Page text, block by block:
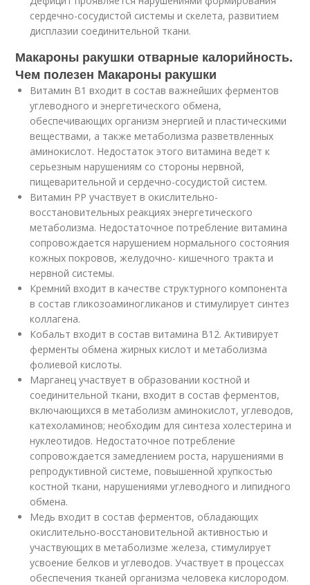
сердечно-сосудистой системы и скелета, развитием
дисплазии соединительной ткани.
Макароны ракушки отварные калорийность.
Чем полезен Макароны ракушки
Витамин В1 входит в состав важнейших ферментов
углеводного и энергетического обмена,
обеспечивающих организм энергией и пластическими
веществами, а также метаболизма разветвленных
аминокислот. Недостаток этого витамина ведет к
серьезным нарушениям со стороны нервной,
пищеварительной и сердечно-сосудистой систем.
Витамин РР участвует в окислительно-
восстановительных реакциях энергетического
метаболизма. Недостаточное потребление витамина
сопровождается нарушением нормального состояния
кожных покровов, желудочно- кишечного тракта и
нервной системы.
Кремний входит в качестве структурного компонента
в состав гликозоаминогликанов и стимулирует синтез
коллагена.
Кобальт входит в состав витамина В12. Активирует
ферменты обмена жирных кислот и метаболизма
фолиевой кислоты.
Марганец участвует в образовании костной и
соединительной ткани, входит в состав ферментов,
включающихся в метаболизм аминокислот, углеводов,
катехоламинов; необходим для синтеза холестерина и
нуклеотидов. Недостаточное потребление
сопровождается замедлением роста, нарушениями в
репродуктивной системе, повышенной хрупкостью
костной ткани, нарушениями углеводного и липидного
обмена.
Медь входит в состав ферментов, обладающих
окислительно-восстановительной активностью и
участвующих в метаболизме железа, стимулирует
усвоение белков и углеводов. Участвует в процессах
обеспечения тканей организма человека кислородом.